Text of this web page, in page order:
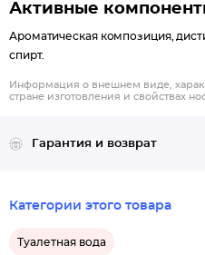
Активные
Ароматическая композиция,
спирт.
Информация о внешнем виде,
стране изготовления и свойствах
Гарантия и возврат
Категории этого товара
Туалетная вода